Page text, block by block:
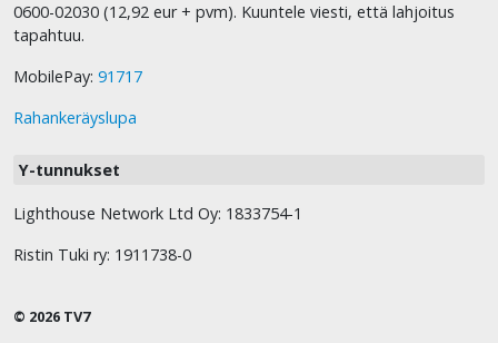
0600-02030 (12,92 eur + pvm). Kuuntele viesti, että lahjoitus
tapahtuu.
MobilePay: 91717
Rahankeräyslupa
Y-tunnukset
Lighthouse Network Ltd Oy: 1833754-1
Ristin Tuki ry: 1911738-0
© 2026 TV7